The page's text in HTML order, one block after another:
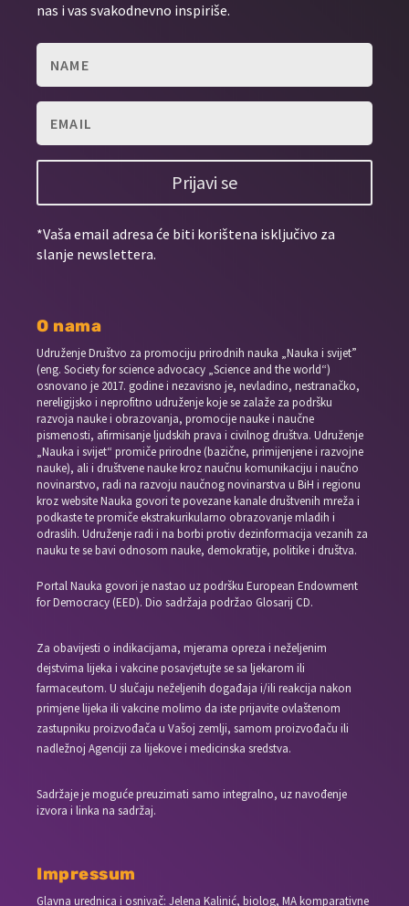
nas i vas svakodnevno inspiriše.
Prijavi se
*Vaša email adresa će biti korištena isključivo za
slanje newslettera.
O nama
Udruženje Društvo za promociju prirodnih nauka „Nauka i svijet”
(eng. Society for science advocacy „Science and the world“)
osnovano je 2017. godine i nezavisno je, nevladino, nestranačko,
nereligijsko i neprofitno udruženje koje se zalaže za podršku
razvoja nauke i obrazovanja, promocije nauke i naučne
pismenosti, afirmisanje ljudskih prava i civilnog društva. Udruženje
„Nauka i svijet“ promiče prirodne (bazične, primijenjene i razvojne
nauke), ali i društvene nauke kroz naučnu komunikaciju i naučno
novinarstvo, radi na razvoju naučnog novinarstva u BiH i regionu
kroz website Nauka govori te povezane kanale društvenih mreža i
podkaste te promiče ekstrakurikularno obrazovanje mladih i
odraslih. Udruženje radi i na borbi protiv dezinformacija vezanih za
nauku te se bavi odnosom nauke, demokratije, politike i društva.
Portal Nauka govori je nastao uz podršku European Endowment
for Democracy (EED). Dio sadržaja podržao Glosarij CD.
Za obavijesti o indikacijama, mjerama opreza i neželjenim
dejstvima lijeka i vakcine posavjetujte se sa ljekarom ili
farmaceutom. U slučaju neželjenih događaja i/ili reakcija nakon
primjene lijeka ili vakcine molimo da iste prijavite ovlaštenom
zastupniku proizvođača u Vašoj zemlji, samom proizvođaču ili
nadležnoj Agenciji za lijekove i medicinska sredstva.
Sadržaje je moguće preuzimati samo integralno, uz navođenje
izvora i linka na sadržaj.
Impressum
Glavna urednica i osnivač: Jelena Kalinić, biolog, MA komparativne